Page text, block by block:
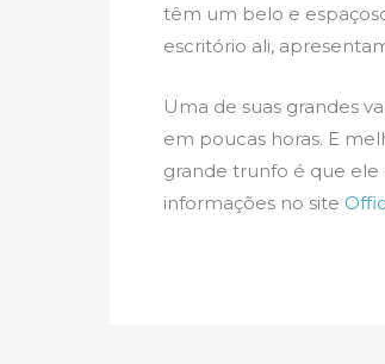
têm um belo e
escritório ali,
Uma de suas grandes
em poucas horas. E
grande trunfo é que ele
informações no site